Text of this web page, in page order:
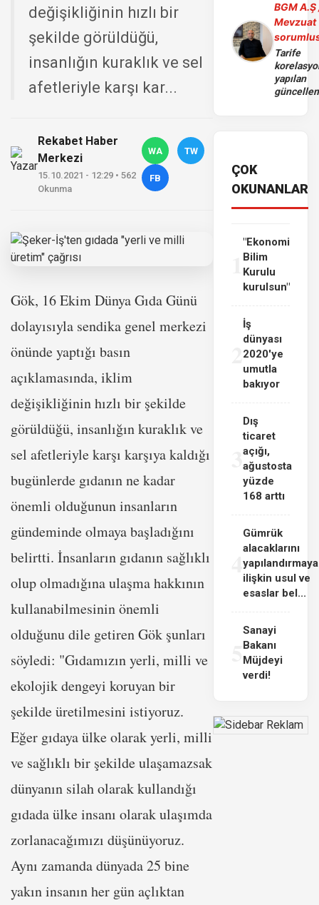
değişikliğinin hızlı bir
şekilde görüldüğü,
insanlığın kuraklık ve sel
afetleriyle karşı kar...
Rekabet Haber
Merkezi
15.10.2021 - 12:29 • 562
Okunma
WA TW
FB
Gök, 16 Ekim Dünya Gıda Günü
dolayısıyla sendika genel merkezi
önünde yaptığı basın
açıklamasında, iklim
değişikliğinin hızlı bir şekilde
görüldüğü, insanlığın kuraklık ve
sel afetleriyle karşı karşıya kaldığı
bugünlerde gıdanın ne kadar
önemli olduğunun insanların
gündeminde olmaya başladığını
belirtti. İnsanların gıdanın sağlıklı
olup olmadığına ulaşma hakkının
kullanabilmesinin önemli
olduğunu dile getiren Gök şunları
söyledi: "Gıdamızın yerli, milli ve
ekolojik dengeyi koruyan bir
şekilde üretilmesini istiyoruz.
Eğer gıdaya ülke olarak yerli, milli
ve sağlıklı bir şekilde ulaşamazsak
dünyanın silah olarak kullandığı
gıdada ülke insanı olarak ulaşımda
zorlanacağımızı düşünüyoruz.
Aynı zamanda dünyada 25 bine
yakın insanın her gün açlıktan
BGM A.Ş
Mevzuat
Tarife
yapılan
ÇOK
OKUNANLAR
"Ekonomi
Bilim
Kurulu
kurulsun"
İş
dünyası
2020'ye
umutla
bakıyor
3
Dış
ticaret
açığı,
ağustosta
yüzde
168 arttı
4
Gümrük
alacaklarını
yapılandırmaya
ilişkin usul ve
esaslar bel...
Sanayi
Bakanı
Müjdeyi
verdi!